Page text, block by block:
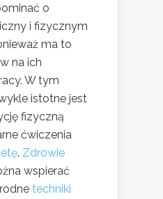
o
i fizycznym
ma to
na ich
W tym
istotne jest
fizyczną
ćwiczenia
. Zdrowie
wspierać
techniki